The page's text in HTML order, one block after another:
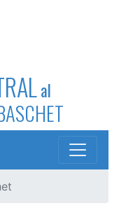
al